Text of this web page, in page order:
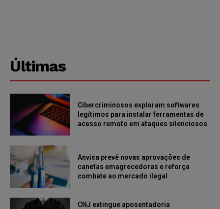
Últimas
Cibercriminosos exploram softwares
legítimos para instalar ferramentas de
acesso remoto em ataques silenciosos
Anvisa prevê novas aprovações de
canetas emagrecedoras e reforça
combate ao mercado ilegal
CNJ extingue aposentadoria